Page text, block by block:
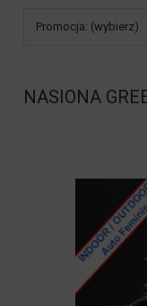
Promocja: (wybierz)
NASIONA